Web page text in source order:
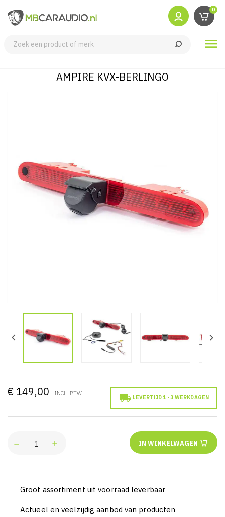
0

AMPIRE KVX-BERLINGO
 
€ 149,00 INCL. BTW  LEVERTIJD 1 - 3 WERKDAGEN
IN WINKELWAGEN
Groot assortiment uit voorraad leverbaar
Actueel en veelzijdig aanbod van producten